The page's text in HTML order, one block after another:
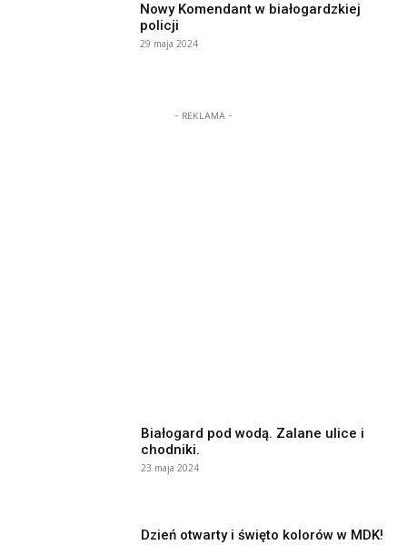
Nowy Komendant w białogardzkiej
policji
29 maja 2024
- REKLAMA -
Białogard pod wodą. Zalane ulice i
chodniki.
23 maja 2024
Dzień otwarty i święto kolorów w MDK!